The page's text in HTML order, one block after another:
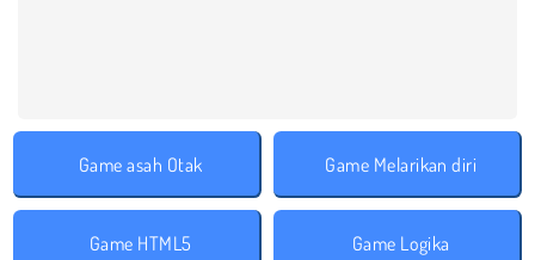
Game asah Otak Game Melarikan diri
Game HTML5 Game Logika